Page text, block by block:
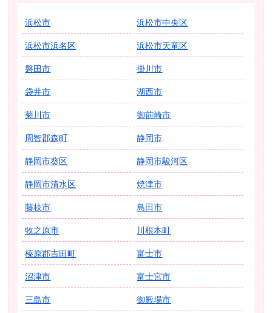
浜松市 浜松市中央区
浜松市浜名区 浜松市天竜区
磐田市 掛川市
袋井市 湖西市
菊川市 御前崎市
周智郡森町 静岡市
静岡市葵区 静岡市駿河区
静岡市清水区 焼津市
藤枝市 島田市
牧之原市 川根本町
榛原郡吉田町 富士市
沼津市 富士宮市
三島市 御殿場市